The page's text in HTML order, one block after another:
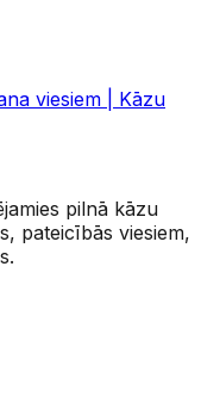
viesiem | Kāzu
pilnā kāzu
pateicībās viesiem,